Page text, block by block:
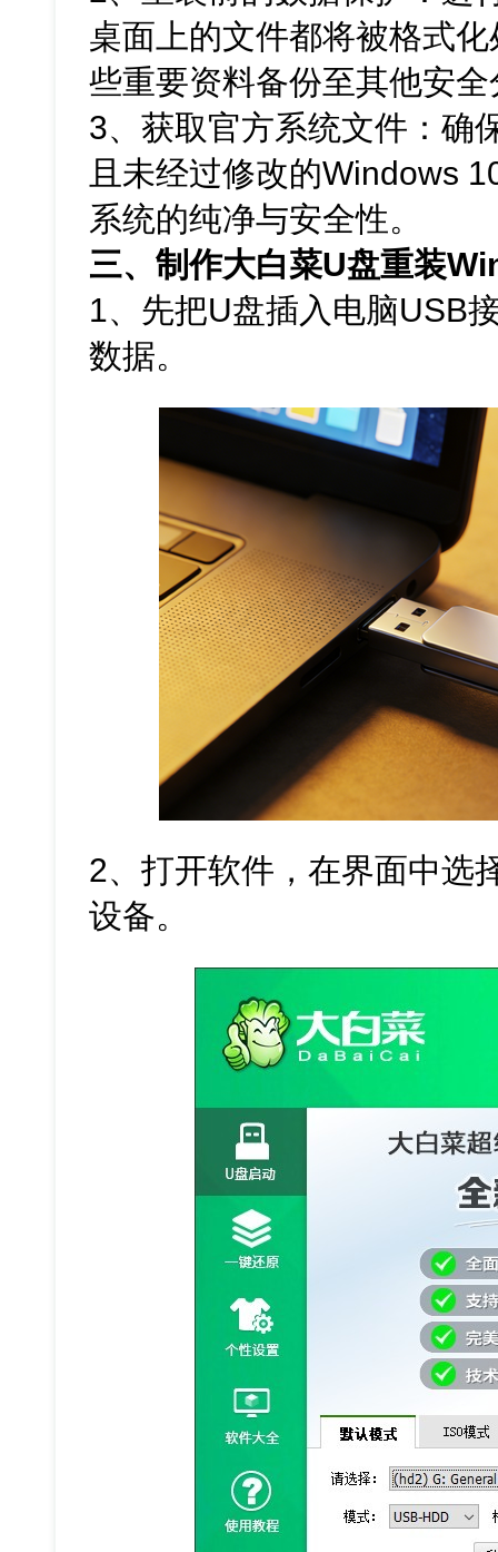
桌面上的文件都将被格式
些重要资料备份至其他安
3、获取官方系统文件：确
且未经过修改的Windows
系统的纯净与安全性。
三、制作大白菜U盘重装
1、先把U盘插入电脑USB
数据。
2、打开软件，在界面中选
设备。